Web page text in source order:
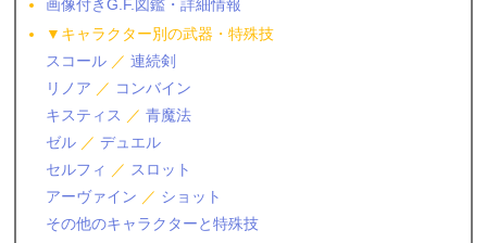
画像付きG.F.図鑑・詳細情報
▼キャラクター別の武器・特殊技
スコール ／連続剣
リノア ／ コンバイン
キスティス ／青魔法
ゼル ／デュエル
セルフィ
／ スロット
アーヴァイン ／ ショット
その他のキャラクターと特殊技